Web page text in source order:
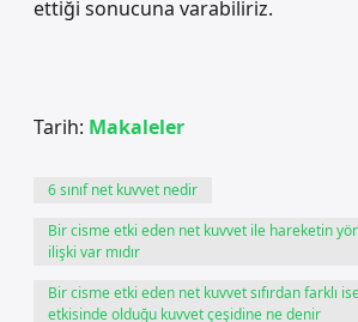
ettiği sonucuna varabiliriz.
Tarih: Makaleler
6 sınıf net kuvvet nedir
Bir cisme etki eden net kuvvet ile hareketin
ilişki var mıdır
Bir cisme etki eden net kuvvet sıfırdan farklı
etkisinde olduğu kuvvet çeşidine ne denir